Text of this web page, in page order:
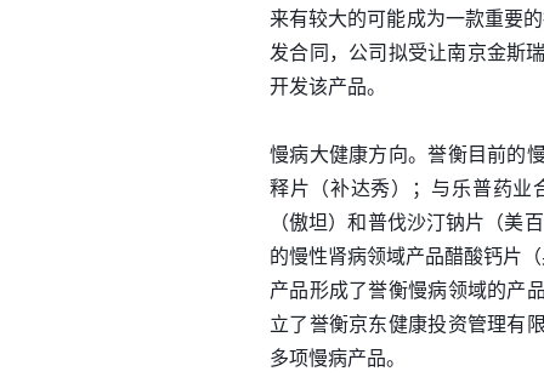
来有较大的可能成为一款重要
发合同，公司拟受让南京金斯
开发该产品。
慢病大健康方向。誉衡目前的
释片（补达秀）；与乐普药业
（傲坦）和普伐沙汀钠片（美
的慢性肾病领域产品醋酸钙片
产品形成了誉衡慢病领域的产
立了誉衡京东健康投资管理有
多项慢病产品。